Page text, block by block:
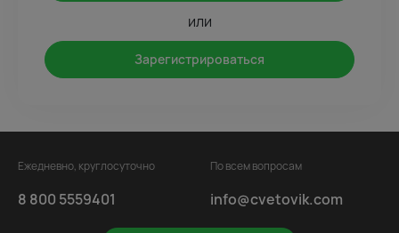
или
Зарегистрироваться
Ежедневно, круглосуточно
8 800 5559401
По всем вопросам
info@cvetovik.com